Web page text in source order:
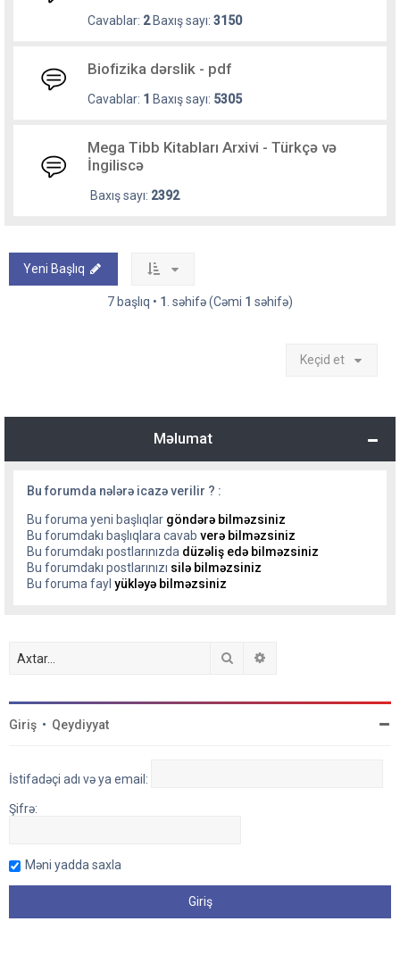
Cavablar: 2Baxış sayı: 3150
Biofizika dərslik - pdf
Cavablar: 1 Baxış sayı: 5305
Mega Tibb Kitabları Arxivi - Türkçə və
İngiliscə
Baxış sayı: 2392
Yeni Başlıq
7 başlıq • 1 . səhifə (Cəmi 1 səhifə)
Keçid et
Məlumat
Bu forumda nələrə icazə verilir ? :
Bu foruma yeni başlıqlar göndərə bilməzsiniz
Bu forumdakı başlıqlara cavab verə bilməzsiniz
Bu forumdakı postlarınızda düzəliş edə bilməzsiniz
Bu forumdakı postlarınızı silə bilməzsiniz
Bu foruma fayl yükləyə bilməzsiniz
Axtar
Giriş • Qeydiyyat
İstifadəçi adı və ya email:
Şifrə:
Məni yadda saxla